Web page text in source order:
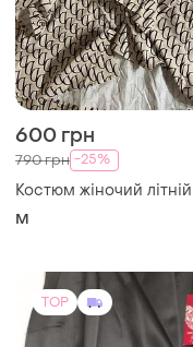
790 грн -25%
Костюм жіночий літній
M
TOP